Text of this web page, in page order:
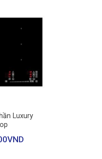
quá trình
Luxury
VND